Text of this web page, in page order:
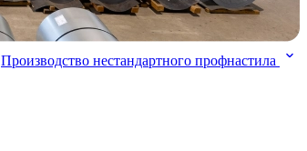
Производство нестандартного профнастила